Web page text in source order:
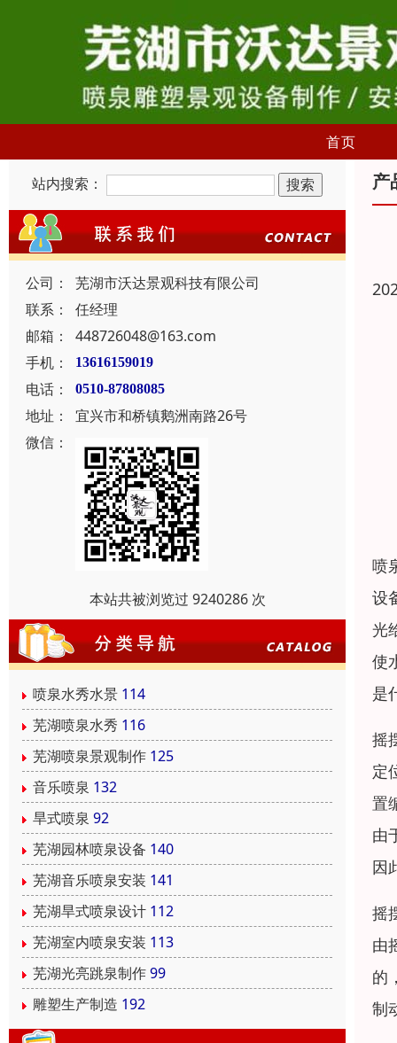
首页
站内搜索：
公司：
芜湖市沃达景观科技有限公司
联系：
任经理
邮箱：
448726048@163.com
手机：
13616159019
电话： 0510-87808085
地址：
宜兴市和桥镇鹅洲南路26号
微信：
本站共被浏览过 9240286 次
喷泉水秀水景 114
芜湖喷泉水秀 116
芜湖喷泉景观制作 125
音乐喷泉 132
旱式喷泉 92
芜湖园林喷泉设备 140
芜湖音乐喷泉安装 141
芜湖旱式喷泉设计 112
芜湖室内喷泉安装 113
芜湖光亮跳泉制作99
雕塑生产制造 192
产
喷
设
光
使
是
摇
定
置
由
因
摇
由
的
制